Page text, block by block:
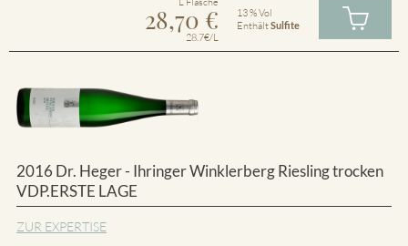
28,70 €
28.7€/L
13 % Vol
EnthältSulfite
2016 Dr. Heger - Ihringer Winklerberg Riesling trocken
VDP.ERSTE LAGE
ZUR EXPERTISE